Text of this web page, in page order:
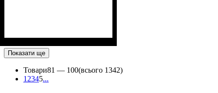
Показати ще
Товари81 — 100(всього 1342)
1 2345...